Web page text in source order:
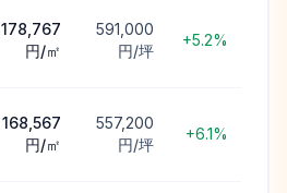
178,767
円/㎡
591,000
円/坪
+5.2%
168,567
円/㎡
557,200
円/坪
+6.1%